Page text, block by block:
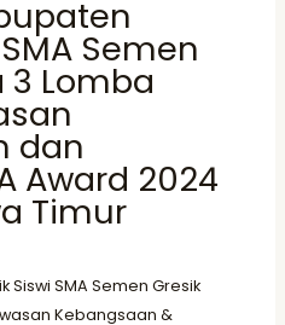
Semen
3 Lomba
dan
Award 2024
Timur
Siswi SMA Semen Gresik
Kebangsaan &